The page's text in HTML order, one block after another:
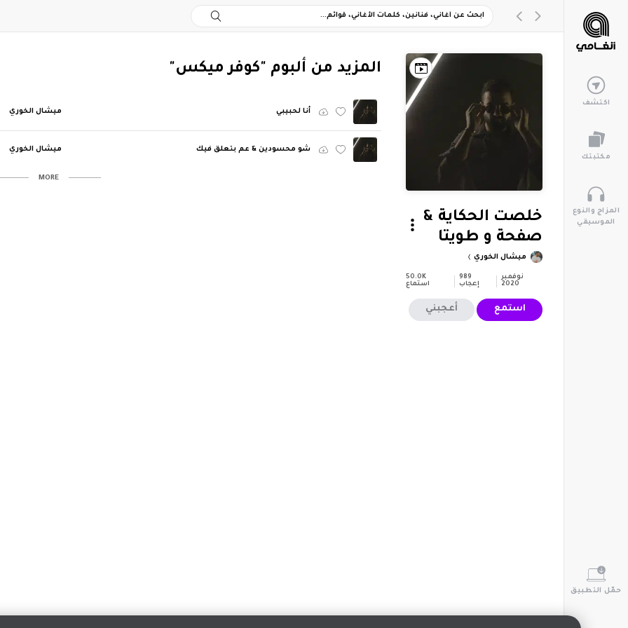
اكتشف
مكتبتك
المزاج والنوع
الموسيقي
حمّل التطبيق
خلصت الحكاية &
صفحة و طويتا
ميشال الخوري
نوفمبر
2020
989
إعجاب
50.0K
استماع
استمع أعجبني
‏المزيد من ألبوم "كوفر ميكس"
أنا لحبيبي ميشال الخوري
شو محسودين & عم بتعلق فيك ميشال الخوري
MORE